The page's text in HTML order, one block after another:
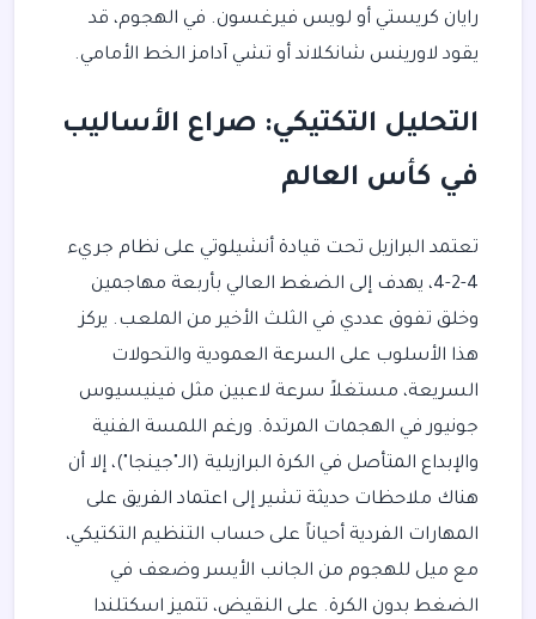
رايان كريستي أو لويس فيرغسون. في الهجوم، قد
يقود لاورينس شانكلاند أو تشي آدامز الخط الأمامي.
التحليل التكتيكي: صراع الأساليب
في كأس العالم
تعتمد البرازيل تحت قيادة أنشيلوتي على نظام جريء
4-2-4، يهدف إلى الضغط العالي بأربعة مهاجمين
وخلق تفوق عددي في الثلث الأخير من الملعب. يركز
هذا الأسلوب على السرعة العمودية والتحولات
السريعة، مستغلاً سرعة لاعبين مثل فينيسيوس
جونيور في الهجمات المرتدة. ورغم اللمسة الفنية
والإبداع المتأصل في الكرة البرازيلية (الـ"جينجا")، إلا أن
هناك ملاحظات حديثة تشير إلى اعتماد الفريق على
المهارات الفردية أحياناً على حساب التنظيم التكتيكي،
مع ميل للهجوم من الجانب الأيسر وضعف في
الضغط بدون الكرة. على النقيض، تتميز اسكتلندا